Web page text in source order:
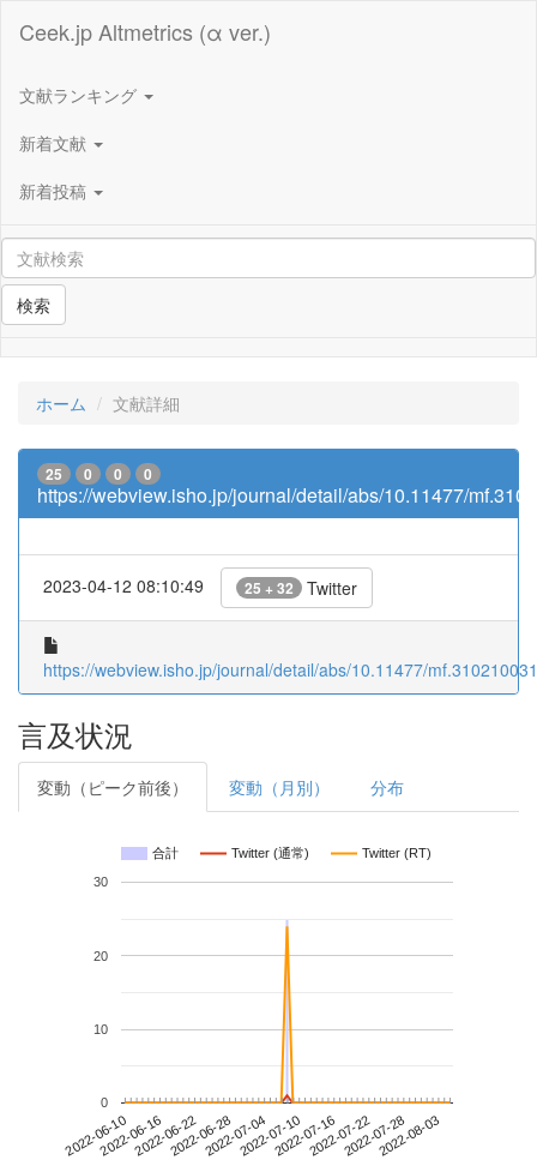
Ceek.jp Altmetrics (α ver.)
文献ランキング
新着文献
新着投稿
検索
ホーム 文献詳細
25 0 0 0
https://webview.isho.jp/journal/detail/abs/10.11477/
2023-04-12 08:10:49 25 + 32 Twitter
https://webview.isho.jp/journal/detail/abs/10.11477/
言及状況
変動（ピーク前後） 変動（月別） 分布
合計 Twitter (通常) Twitter (RT)
2022-06-102022-06-162022-06-222022-06-282022-07-042022-07-102022-07-162022-07-222022-07-282022-08-03
0
10
20
30